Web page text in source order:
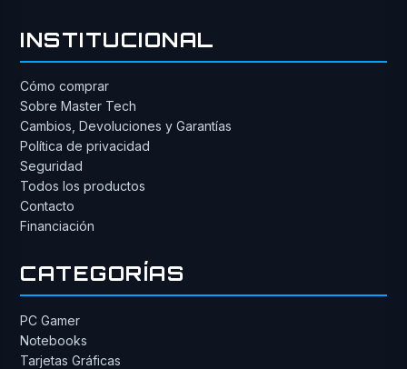
INSTITUCIONAL
Cómo comprar
Sobre Master Tech
Cambios, Devoluciones y Garantías
Política de privacidad
Seguridad
Todos los productos
Contacto
Financiación
CATEGORÍAS
PC Gamer
Notebooks
Tarjetas Gráficas